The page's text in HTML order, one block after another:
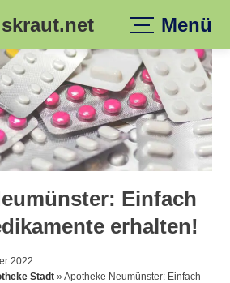
Menü
Einfach
erhalten!
2022
Stadt »Apotheke Neumünster: Einfach